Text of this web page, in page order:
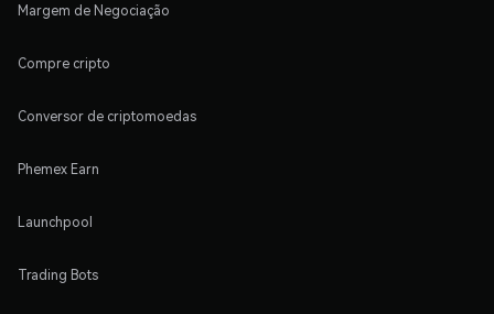
Margem de Negociação
Compre cripto
Conversor de criptomoedas
Phemex Earn
Launchpool
Trading Bots